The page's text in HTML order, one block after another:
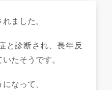
ました。
と診断され、長年反
たそうです。
なって、